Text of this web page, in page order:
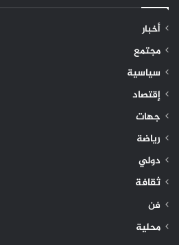
أخبار
مجتمع
سياسية
إقتصاد
جهات
رياضة
دولي
ثقافة
فن
محلية